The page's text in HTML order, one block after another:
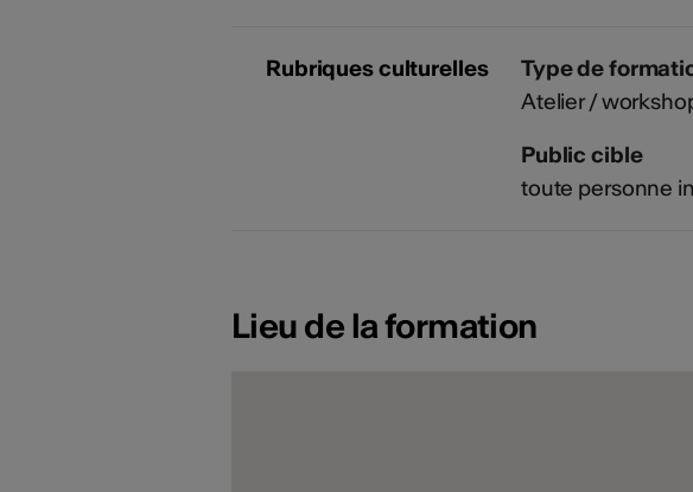
Rubriques culturelles
Type de
Atelier /
Public cible
toute personne
Lieu de la formation